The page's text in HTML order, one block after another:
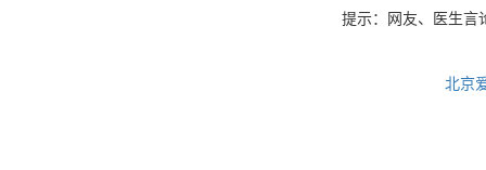
提示：网友、医生言
北京